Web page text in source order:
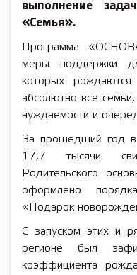
выполнение
«Семья».
Программа
меры поддержки
которых
абсолютно все семьи,
нуждаемости и
За прошедший год
17,7 тысячи
Родительского
оформлено
«Подарок
С запуском этих и
регионе был
коэффициента